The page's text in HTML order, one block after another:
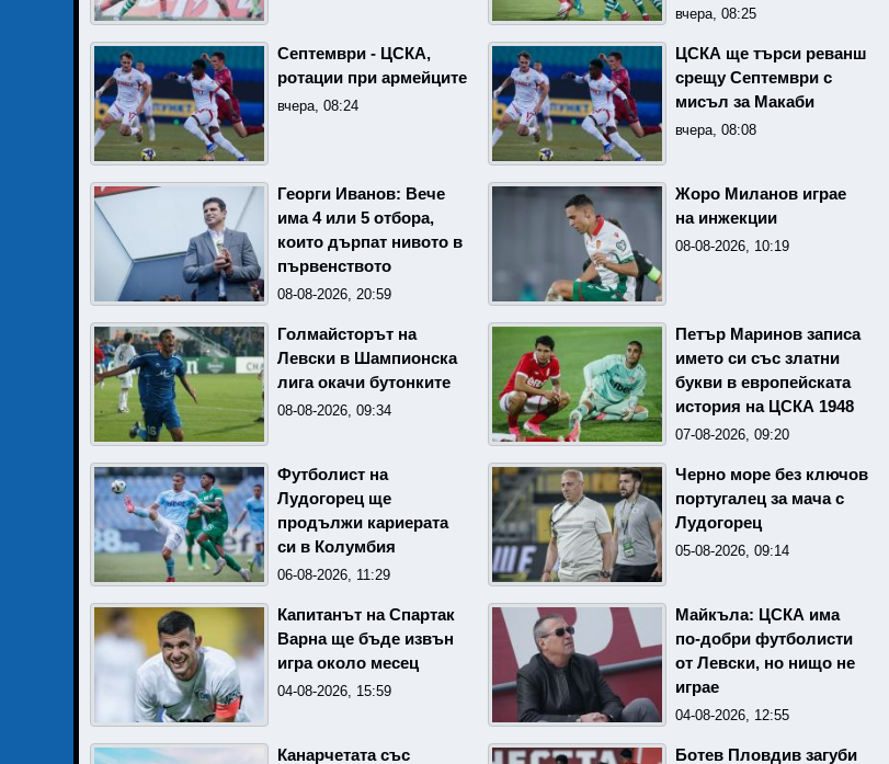
вчера, 08:25
Септември - ЦСКА,
ротации при армейците
вчера, 08:24
ЦСКА ще търси реванш
срещу Септември с
мисъл за Макаби
вчера, 08:08
Георги Иванов: Вече
има 4 или 5 отбора,
които дърпат нивото в
първенството
08-08-2026, 20:59
Жоро Миланов играе
на инжекции
08-08-2026, 10:19
Голмайсторът на
Левски в Шампионска
лига окачи бутонките
08-08-2026, 09:34
Петър Маринов записа
името си със златни
букви в европейската
история на ЦСКА 1948
07-08-2026, 09:20
Футболист на
Лудогорец ще
продължи кариерата
си в Колумбия
06-08-2026, 11:29
Черно море без ключов
португалец за мача с
Лудогорец
05-08-2026, 09:14
Капитанът на Спартак
Варна ще бъде извън
игра около месец
04-08-2026, 15:59
Майкъла: ЦСКА има
по-добри футболисти
от Левски, но нищо не
играе
04-08-2026, 12:55
Канарчетата със Ботев Пловдив загуби